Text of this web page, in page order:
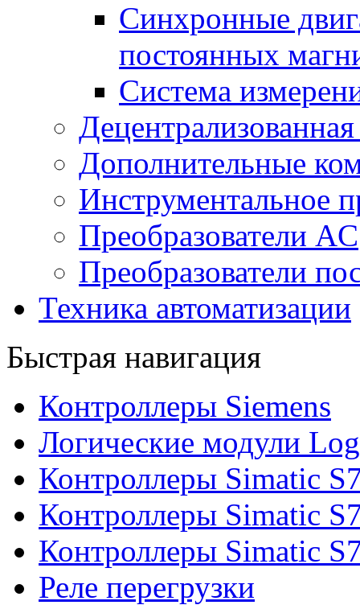
Синхронные
постоянных
Система
Дополнительные
Инструментальное
Преобразователи AC
Преобразователи
Техника автоматизации
Быстрая навигация
Контроллеры Siemens
Логические модули
Контроллеры Simatic
Контроллеры Simatic
Контроллеры Simatic
Реле перегрузки